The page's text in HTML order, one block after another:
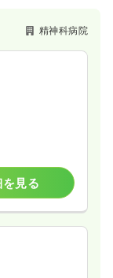
精神科病院
見る